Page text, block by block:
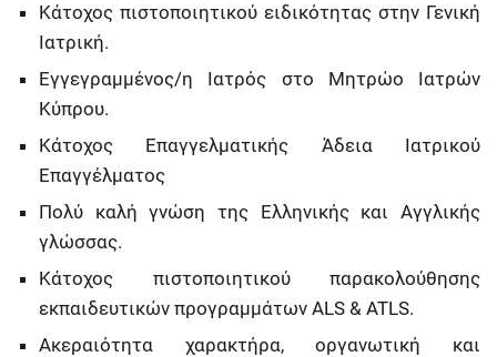
Κάτοχος πιστοποιητικού ειδικότητας στην Γενική
Ιατρική.
Εγγεγραμμένος/η Ιατρός στο Μητρώο Ιατρών
Κύπρου.
Κάτοχος Επαγγελματικής Άδεια Ιατρικού
Επαγγέλματος
Πολύ καλή γνώση της Ελληνικής και Αγγλικής
γλώσσας.
Κάτοχος πιστοποιητικού παρακολούθησης
εκπαιδευτικών προγραμμάτων ALS & ATLS.
Ακεραιότητα χαρακτήρα, οργανωτική και